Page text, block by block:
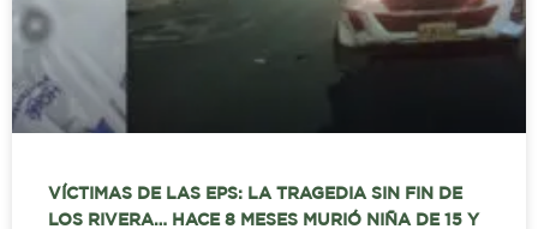
VÍCTIMAS DE LAS EPS: LA TRAGEDIA SIN FIN DE
LOS RIVERA… HACE 8 MESES MURIÓ NIÑA DE 15 Y